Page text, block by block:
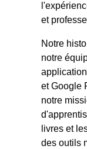
et
Notre
notre
et Google
notre
livres et
des outils